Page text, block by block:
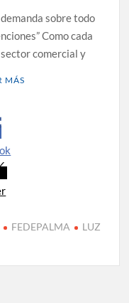
sobre todo
Como cada
comercial y
MÁS
FEDEPALMA
LUZ